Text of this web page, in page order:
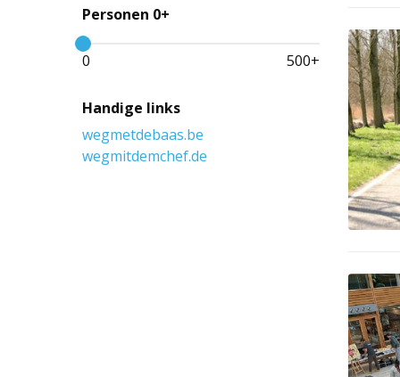
Personen 0+
0 500+
Handige links
wegmetdebaas.be
wegmitdemchef.de